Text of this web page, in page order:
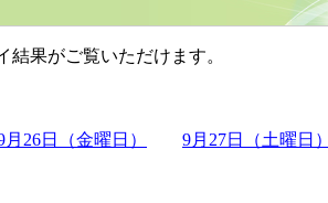
果がご覧いただけます。
月26日（金曜日） 9月27日（土曜日）